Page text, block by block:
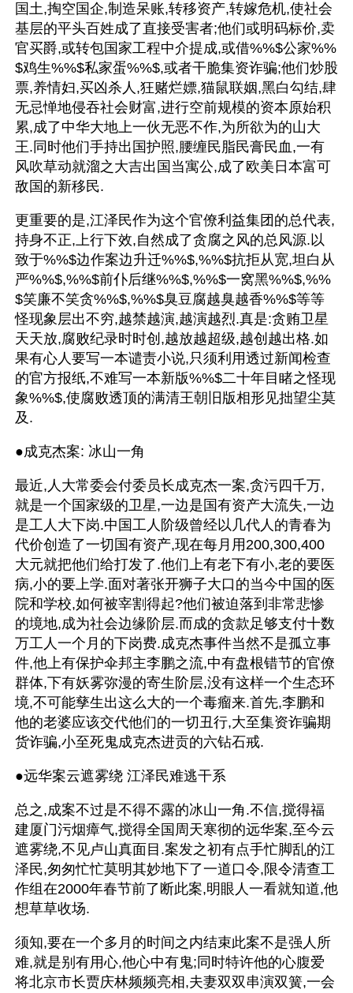
国土,掏空国企,制造呆账,转移资产,转嫁危机,使社会
基层的平头百姓成了直接受害者;他们或明码标价,卖
官买爵,或转包国家工程中介提成,或借%%$公家%%
$鸡生%%$私家蛋%%$,或者干脆集资诈骗;他们炒股
票,养情妇,买凶杀人,狂赌烂嫖,猫鼠联姻,黑白勾结,肆
无忌惮地侵吞社会财富,进行空前规模的资本原始积
累,成了中华大地上一伙无恶不作,为所欲为的山大
王.同时他们手持出国护照,腰缠民脂民膏民血,一有
风吹草动就溜之大吉出国当寓公,成了欧美日本富可
敌国的新移民.
更重要的是,江泽民作为这个官僚利益集团的总代表,
持身不正,上行下效,自然成了贪腐之风的总风源.以
致于%%$边作案边升迁%%$,%%$抗拒从宽,坦白从
严%%$,%%$前仆后继%%$,%%$一窝黑%%$,%%
$笑廉不笑贪%%$,%%$臭豆腐越臭越香%%$等等
怪现象层出不穷,越禁越演,越演越烈.真是:贪贿卫星
天天放,腐败纪录时时创,越放越超级,越创越出格.如
果有心人要写一本谴责小说,只须利用透过新闻检查
的官方报纸,不难写一本新版%%$二十年目睹之怪现
象%%$,使腐败透顶的满清王朝旧版相形见拙望尘莫
及.
●成克杰案: 冰山一角
最近,人大常委会付委员长成克杰一案,贪污四千万,
就是一个国家级的卫星,一边是国有资产大流失,一边
是工人大下岗.中国工人阶级曾经以几代人的青春为
代价创造了一切国有资产,现在每月用200,300,400
大元就把他们给打发了.他们上有老下有小,老的要医
病,小的要上学.面对著张开狮子大口的当今中国的医
院和学校,如何被宰割得起?他们被迫落到非常悲惨
的境地,成为社会边缘阶层.而成的贪款足够支付十数
万工人一个月的下岗费.成克杰事件当然不是孤立事
件,他上有保护伞邦主李鹏之流,中有盘根错节的官僚
群体,下有妖雾弥漫的寄生阶层,没有这样一个生态环
境,不可能孳生出这么大的一个毒瘤来.首先,李鹏和
他的老婆应该交代他们的一切丑行,大至集资诈骗期
货诈骗,小至死鬼成克杰进贡的六钻石戒.
●远华案云遮雾绕 江泽民难逃干系
总之,成案不过是不得不露的冰山一角.不信,搅得福
建厦门污烟瘴气,搅得全国周天寒彻的远华案,至今云
遮雾绕,不见卢山真面目.案发之初有点手忙脚乱的江
泽民,匆匆忙忙莫明其妙地下了一道口令,限令清查工
作组在2000年春节前了断此案,明眼人一看就知道,他
想草草收场.
须知,要在一个多月的时间之内结束此案不是强人所
难,就是别有用心,他心中有鬼;同时特许他的心腹爱
将北京市长贾庆林频频亮相,夫妻双双串演双簧,一会